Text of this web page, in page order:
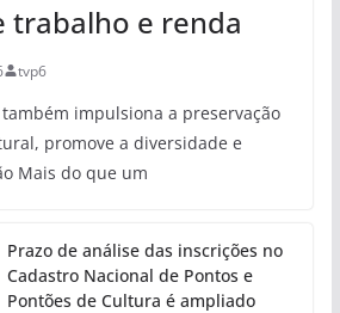
trabalho e renda
tvp6
impulsiona a preservação
promove a diversidade e
Mais do que um
Prazo de análise das inscrições no
Cadastro Nacional de Pontos e
Pontões de Cultura é ampliado